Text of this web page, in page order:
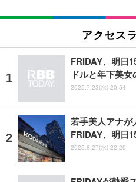
アクセス
FRIDAY、明日
ドルと年下美
2025.7.23(水) 20:54
若手美人アナが
FRIDAY、明日
2025.8.27(水) 22:20